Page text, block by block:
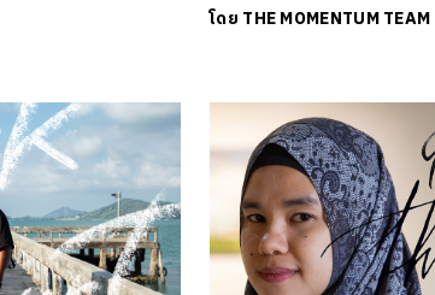
โดย THE MOMENTUM TEAM
ค้นหา
SHARE TWEET